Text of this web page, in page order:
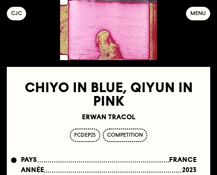
COLLECTIF
JEUNE
C INÉMA MENU
CHIYO IN BLUE, QIYUN IN
PINK
ERWAN TRACOL
FCDEP25 COMPETITION
PAYS
FRANCE
ANNÉE
2023